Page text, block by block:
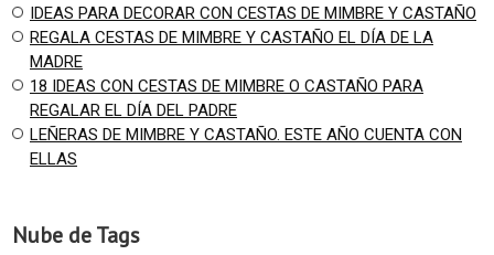
IDEAS PARA DECORAR CON CESTAS DE MIMBRE Y CASTAÑO
REGALA CESTAS DE MIMBRE Y CASTAÑO EL DÍA DE LA
MADRE
18 IDEAS CON CESTAS DE MIMBRE O CASTAÑO PARA
REGALAR EL DÍA DEL PADRE
LEÑERAS DE MIMBRE Y CASTAÑO. ESTE AÑO CUENTA CON
ELLAS
Nube de Tags